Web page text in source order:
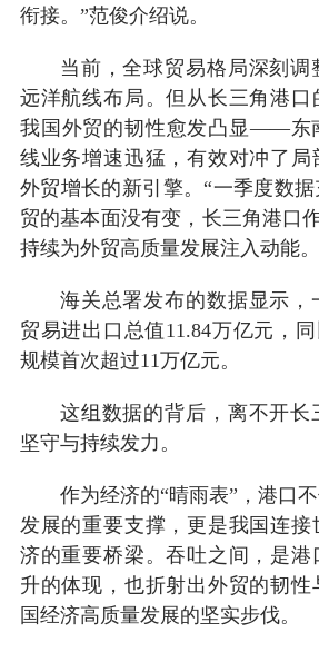
衔接。”范俊介绍说。
当前，全球贸易格局深刻调
远洋航线布局。但从长三角港口
我国外贸的韧性愈发凸显——东
线业务增速迅猛，有效对冲了局
外贸增长的新引擎。“一季度数
贸的基本面没有变，长三角港口
持续为外贸高质量发展注入动能。
海关总署发布的数据显示，
贸易进出口总值11.84万亿元，
规模首次超过11万亿元。
这组数据的背后，离不开长
坚守与持续发力。
作为经济的“晴雨表”，港口
发展的重要支撑，更是我国连接
济的重要桥梁。吞吐之间，是港
升的体现，也折射出外贸的韧
国经济高质量发展的坚实步伐。